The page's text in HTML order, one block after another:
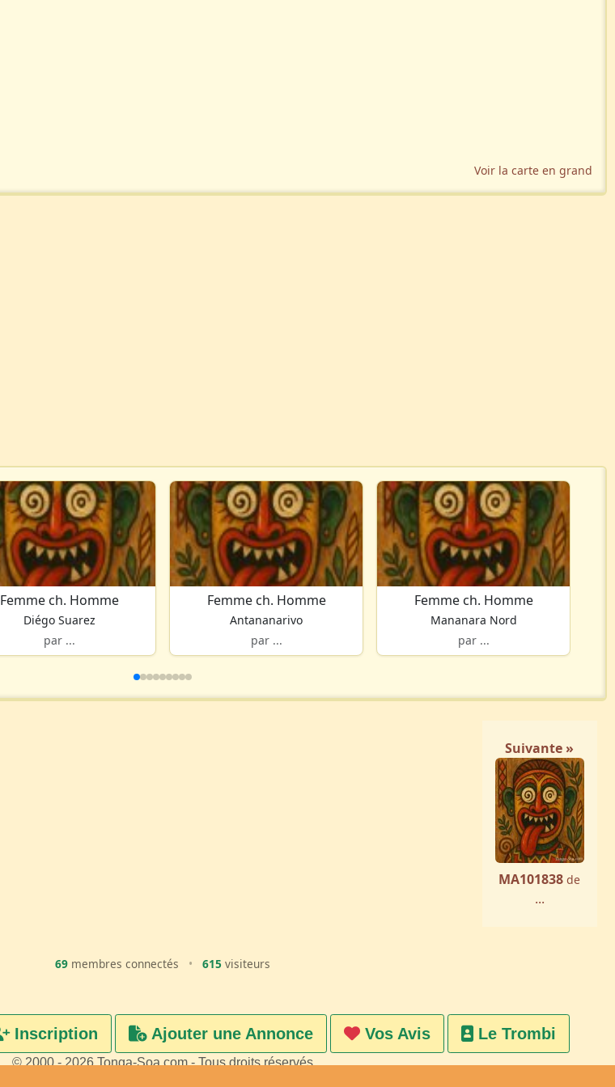
Voir la carte en grand
Femme ch. Homme
Diégo Suarez
par ...
Femme ch. Homme
Antananarivo
par ...
Femme ch. Homme
Mananara Nord
par ...
Suivante »
MA101838 de
...
69 membres connectés • 615 visiteurs
Inscription Ajouter une Annonce Vos Avis Le Trombi
© 2000 - 2026 Tonga-Soa.com - Tous droits réservés